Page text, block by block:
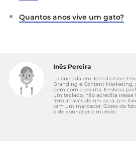
Quantos anos vive um gato?
Inês Pereira
Licenciada em Jornalismo e
Branding e Content Marketing,
bem com a escrita. Embora
um teclado, não acredita nessa
livro através de um ecrã: um
tem um marcador. Gosta de
e de conhecer o mundo.